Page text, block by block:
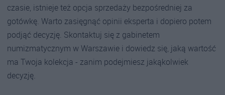
czasie, istnieje też opcja sprzedaży bezpośredniej za
gotówkę. Warto zasięgnąć opinii eksperta i dopiero potem
podjąć decyzję. Skontaktuj się z gabinetem
numizmatycznym w Warszawie i dowiedz się, jaką wartość
ma Twoja kolekcja - zanim podejmiesz jakąkolwiek
decyzję.